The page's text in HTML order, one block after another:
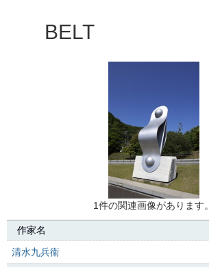
BELT
1件の関連画像があります。
作家名
清水九兵衞